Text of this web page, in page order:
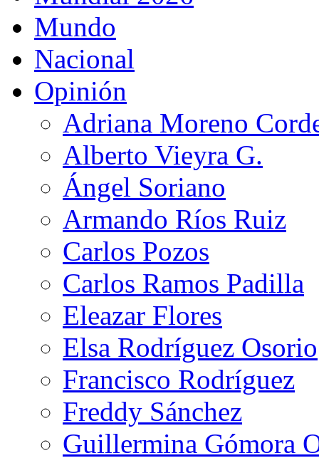
Mundo
Nacional
Opinión
Adriana Moreno
Alberto Vieyra G.
Ángel Soriano
Armando Ríos Ruiz
Carlos Pozos
Carlos Ramos Padilla
Eleazar Flores
Elsa Rodríguez Osorio
Francisco Rodríguez
Freddy Sánchez
Guillermina Gómora